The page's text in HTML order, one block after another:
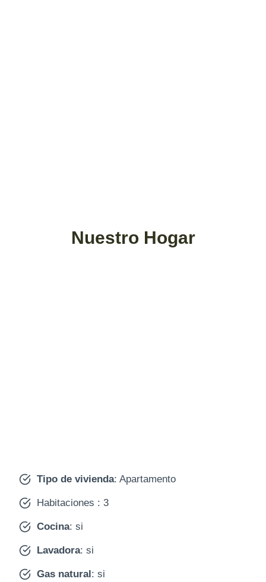
Nuestro Hogar
Tipo de vivienda: Apartamento
Habitaciones : 3
Cocina: si
Lavadora: si
Gas natural: si